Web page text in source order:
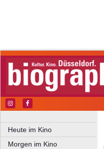
Heute im Kino
Morgen im Kino